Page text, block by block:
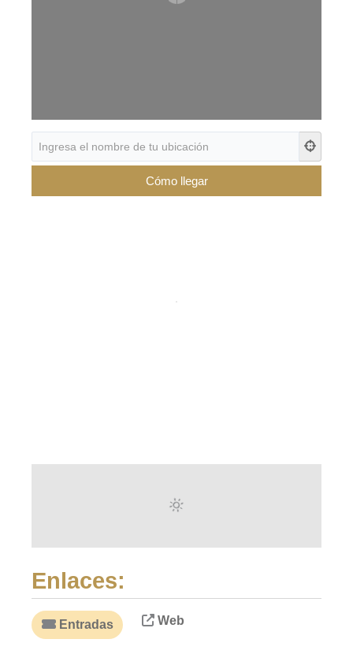
Enlaces:
Entradas Web